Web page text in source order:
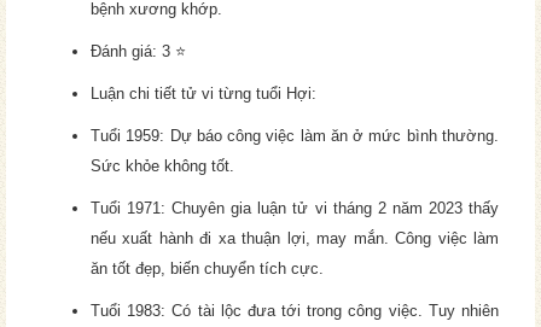
bệnh xương khớp.
Đánh giá: 3 ⭐
Luận chi tiết tử vi từng tuổi Hợi:
Tuổi 1959: Dự báo công việc làm ăn ở mức bình thường.
Sức khỏe không tốt.
Tuổi 1971: Chuyên gia luận tử vi tháng 2 năm 2023 thấy
nếu xuất hành đi xa thuận lợi, may mắn. Công việc làm
ăn tốt đẹp, biến chuyển tích cực.
Tuổi 1983: Có tài lộc đưa tới trong công việc. Tuy nhiên